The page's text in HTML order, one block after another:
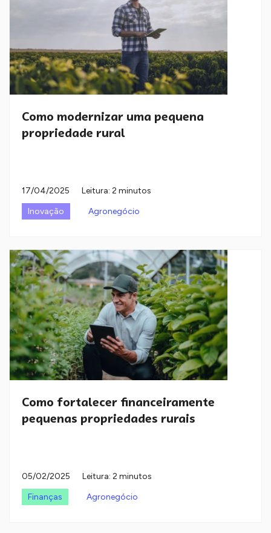
Como modernizar uma pequena
propriedade rural
17/04/2025
Leitura: 2 minutos
Inovação
Agronegócio
Como fortalecer financeiramente
pequenas propriedades rurais
05/02/2025
Leitura: 2 minutos
Finanças
Agronegócio